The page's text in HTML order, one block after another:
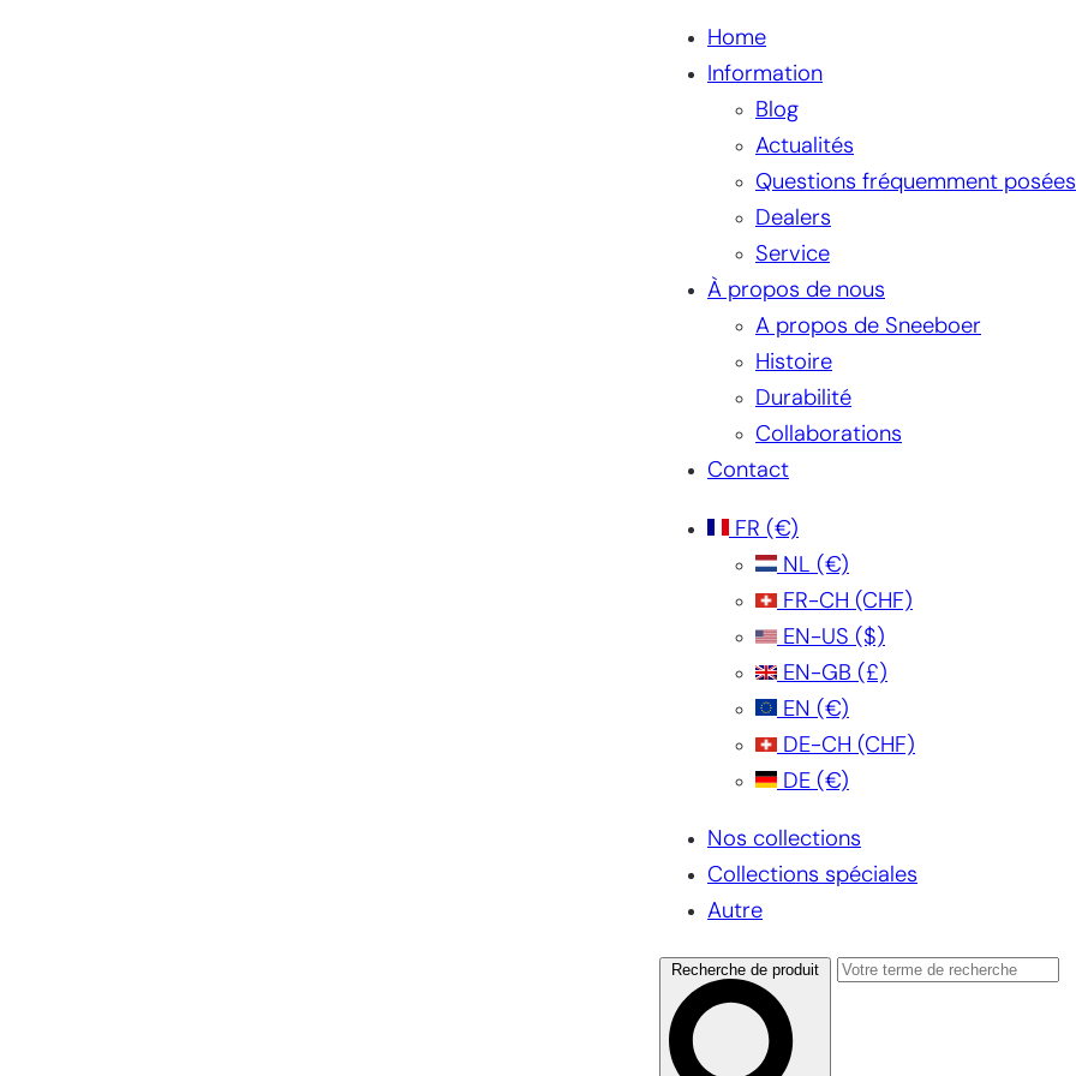
Home
Information
Blog
Actualités
Questions fréquemment posées
Dealers
Service
À propos de nous
A propos de Sneeboer
Histoire
Durabilité
Collaborations
Contact
FR (€)
NL (€)
FR-CH (CHF)
EN-US ($)
EN-GB (£)
EN (€)
DE-CH (CHF)
DE (€)
Nos collections
Collections spéciales
Autre
Recherche de produit